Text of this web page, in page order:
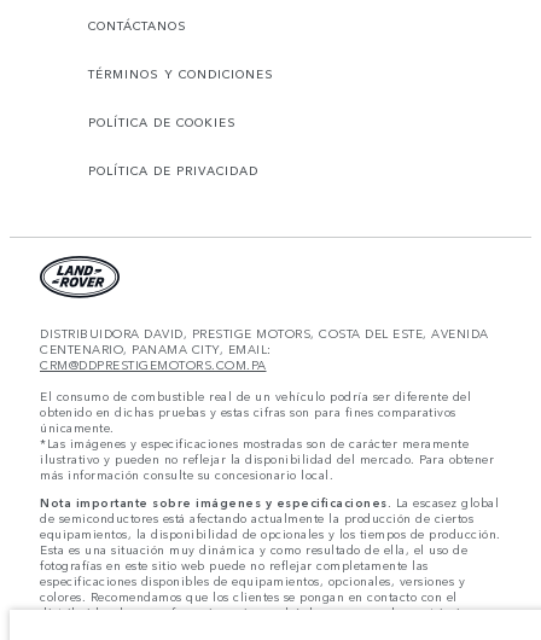
CONTÁCTANOS
TÉRMINOS Y CONDICIONES
POLÍTICA DE COOKIES
POLÍTICA DE PRIVACIDAD
DISTRIBUIDORA DAVID, PRESTIGE MOTORS, COSTA DEL ESTE, AVENIDA
CENTENARIO, PANAMA CITY, EMAIL:
CRM@DDPRESTIGEMOTORS.COM.PA
El consumo de combustible real de un vehículo podría ser diferente del
obtenido en dichas pruebas y estas cifras son para fines comparativos
únicamente.
*Las imágenes y especificaciones mostradas son de carácter meramente
ilustrativo y pueden no reflejar la disponibilidad del mercado. Para obtener
más información consulte su concesionario local.
Nota importante sobre imágenes y especificaciones.
La escasez global
de semiconductores está afectando actualmente la producción de ciertos
equipamientos, la disponibilidad de opcionales y los tiempos de producción.
Esta es una situación muy dinámica y como resultado de ella, el uso de
fotografías en este sitio web puede no reflejar completamente las
especificaciones disponibles de equipamientos, opcionales, versiones y
colores. Recomendamos que los clientes se pongan en contacto con el
distribuidor de su preferencia, quien podrá dar a conocer las restricciones